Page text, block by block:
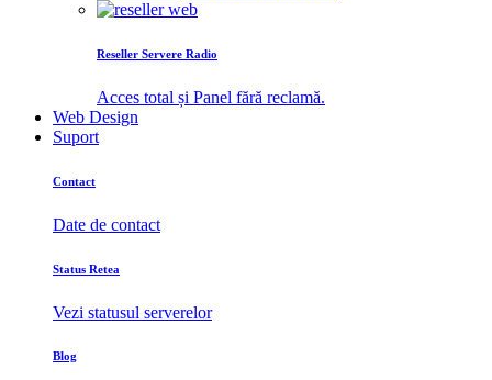
Reseller Servere Radio
Acces total și Panel fără reclamă.
Web Design
Suport
Contact
Date de contact
Status Retea
Vezi statusul serverelor
Blog